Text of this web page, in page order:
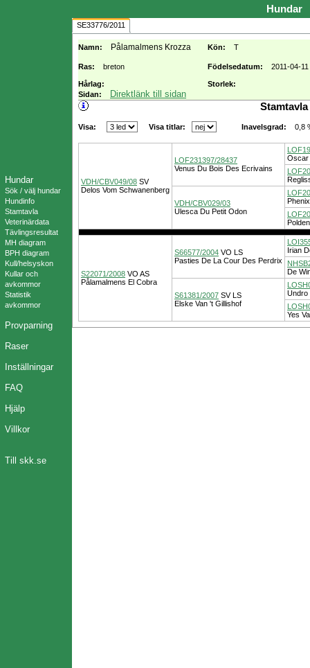
Hundar
Sök / välj hundar
Hundinfo
Stamtavla
Veterinärdata
Tävlingsresultat
MH diagram
BPH diagram
Kull/helsyskon
Kullar och
avkommor
Statistik
avkommor
Provparning
Raser
Inställningar
FAQ
Hjälp
Villkor
Till skk.se
Hundar
SE33776/2011
Namn: Pålamalmens Krozza Kön: T
Ras: breton Födelsedatum: 2011-04-11
Hårlag:
Storlek:
Sidan:
Direktlänk till sidan
Stamtavla
Visa: Visa titlar: Inavelsgrad: 0,8
VDH/CBV049/08 SV
Delos Vom Schwanenberg
LOF231397/28437
Venus Du Bois Des Ecrivains
Oscar
VDH/CBV029/03
Ulesca Du Petit Odon
S22071/2008 VO AS
Pålamalmens El Cobra
S66577/2004 VO LS
Pasties De La Cour Des Perdrix
Irian
De
S61381/2007 SVLS
Elske Van 't Gillishof
Undro
Yes